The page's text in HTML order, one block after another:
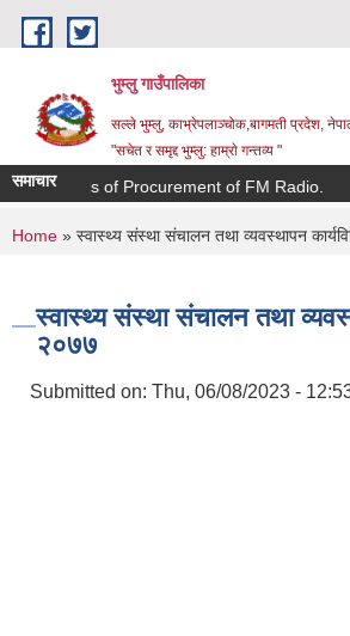
Skip to main content
भुम्लु गाउँपालिका
सल्ले भुम्लु, काभ्रेपलाञ्चोक,बागमती प्रदेश,
"सचेत र समृद्द भुम्लु: हाम्राे गन्तव्य "
समाचार
Invitation for Bids of Procurement of FM Radio.
You are here
Home » स्वास्थ्य संस्था संचालन तथा व्यवस्थापन
स्वास्थ्य संस्था संचालन तथा
२०७७
Submitted on: Thu, 06/08/2023 -